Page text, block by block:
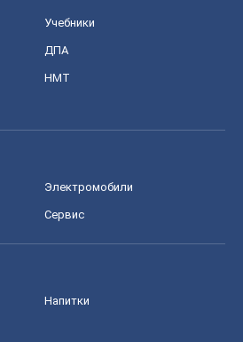
Учебники
ДПА
НМТ
Электромобили
Сервис
Напитки